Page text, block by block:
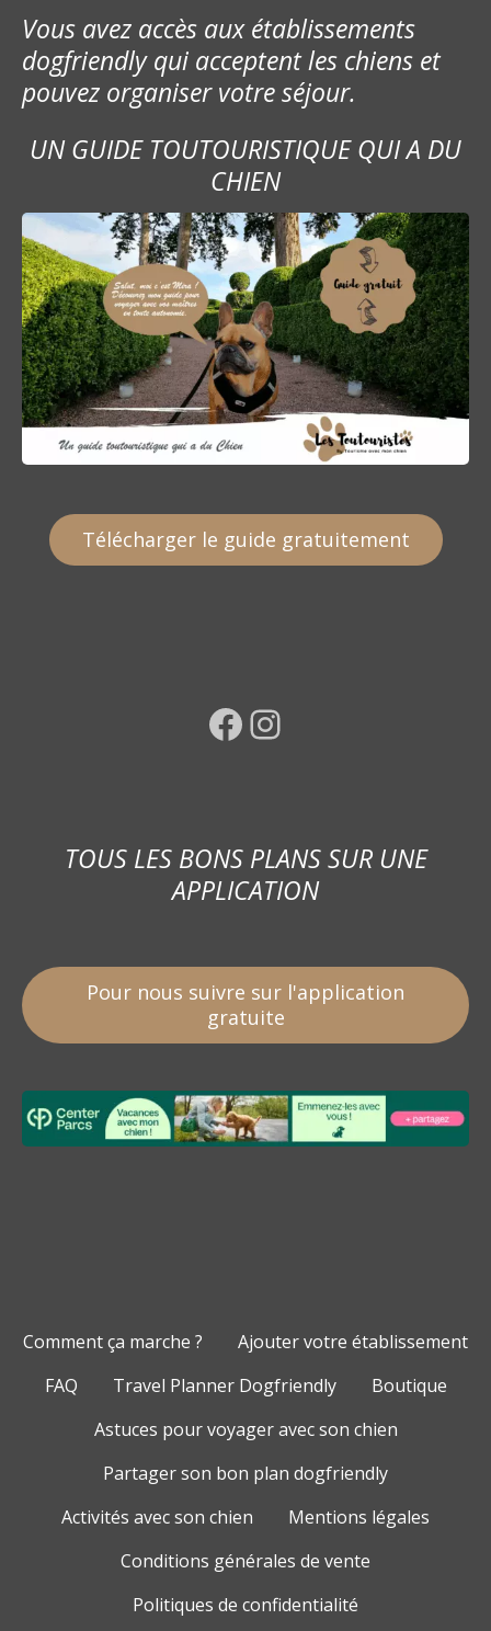
Vous avez accès aux établissements
dogfriendly qui acceptent les chiens et
pouvez organiser votre séjour.
UN GUIDE TOUTOURISTIQUE QUI A DU
CHIEN
Télécharger le guide gratuitement
Facebook Instagram
TOUS LES BONS PLANS SUR UNE
APPLICATION
Pour nous suivre sur l'application
gratuite
Comment ça marche ?
Ajouter votre établissement
FAQ
Travel Planner Dogfriendly
Boutique
Astuces pour voyager avec son chien
Partager son bon plan dogfriendly
Activités avec son chien
Mentions légales
Conditions générales de vente
Politiques de confidentialité